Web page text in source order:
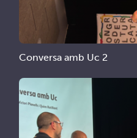
Conversa amb Uc 2